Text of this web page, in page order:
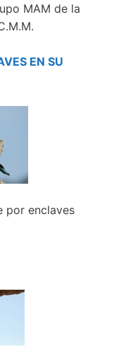
MAM de la
EN SU
por enclaves